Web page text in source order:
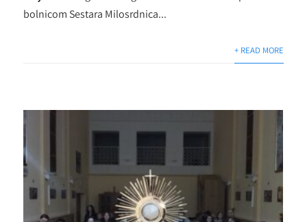
bolnicom Sestara Milosrdnica...
+ READ MORE